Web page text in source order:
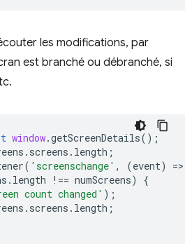
les modifications, par
est branché ou débranché, si
window.getScreenDetails();
. screens . length ;
( 'screenschange' , (event) =>
. length !== numScreens)
{
count changed' );
. screens . length ;